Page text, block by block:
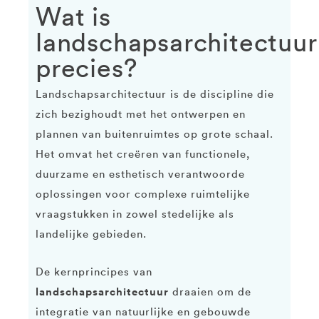
Wat is
landschapsarchitectuur
precies?
Landschapsarchitectuur is de discipline die
zich bezighoudt met het ontwerpen en
plannen van buitenruimtes op grote schaal.
Het omvat het creëren van functionele,
duurzame en esthetisch verantwoorde
oplossingen voor complexe ruimtelijke
vraagstukken in zowel stedelijke als
landelijke gebieden.
De kernprincipes van
landschapsarchitectuur draaien om de
integratie van natuurlijke en gebouwde